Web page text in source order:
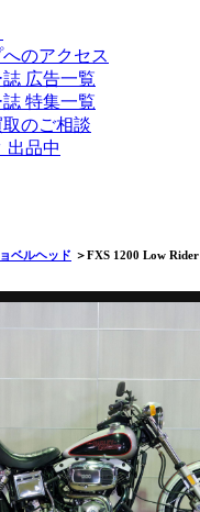
のアクセス
広告一覧
特集一覧
のご相談
出品中
ベルヘッド ＞FXS 1200 Low Rider